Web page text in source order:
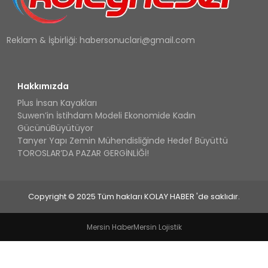
Reklam & İşbirliği: habersonuclari@gmail.com
Hakkımızda
Plus İnsan Kayakları
Suwen’in İstihdam Modeli Ekonomide Kadın
GücünüBüyütüyor
Tanyer Yapı Zemin Mühendisliğinde Hedef Büyüttü
TOROSLAR’DA PAZAR GERGİNLİĞİ!
Copyright © 2025 Tüm hakları KOLAY HABER 'de saklıdır.
Mersin HaberMersin Lojistik